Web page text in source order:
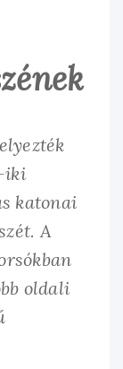
iki
katonai
A
oldali